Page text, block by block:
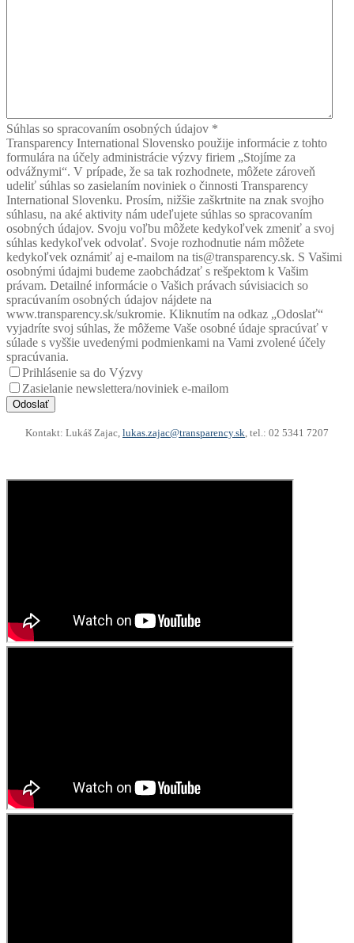
Súhlas so spracovaním osobných údajov *
Transparency International Slovensko použije informácie z tohto
formulára na účely administrácie výzvy firiem „Stojíme za
odvážnymi“. V prípade, že sa tak rozhodnete, môžete zároveň
udeliť súhlas so zasielaním noviniek o činnosti Transparency
International Slovenku. Prosím, nižšie zaškrtnite na znak svojho
súhlasu, na aké aktivity nám udeľujete súhlas so spracovaním
osobných údajov. Svoju voľbu môžete kedykoľvek zmeniť a svoj
súhlas kedykoľvek odvolať. Svoje rozhodnutie nám môžete
kedykoľvek oznámiť aj e-mailom na tis@transparency.sk. S Vašimi
osobnými údajmi budeme zaobchádzať s rešpektom k Vašim
právam. Detailné informácie o Vašich právach súvisiacich so
spracúvaním osobných údajov nájdete na
www.transparency.sk/sukromie. Kliknutím na odkaz „Odoslať“
vyjadríte svoj súhlas, že môžeme Vaše osobné údaje spracúvať v
súlade s vyššie uvedenými podmienkami na Vami zvolené účely
spracúvania.
Prihlásenie sa do Výzvy
Zasielanie newslettera/noviniek e-mailom
Odoslať
Kontakt: Lukáš Zajac, lukas.zajac@transparency.sk , tel.: 02 5341 7207